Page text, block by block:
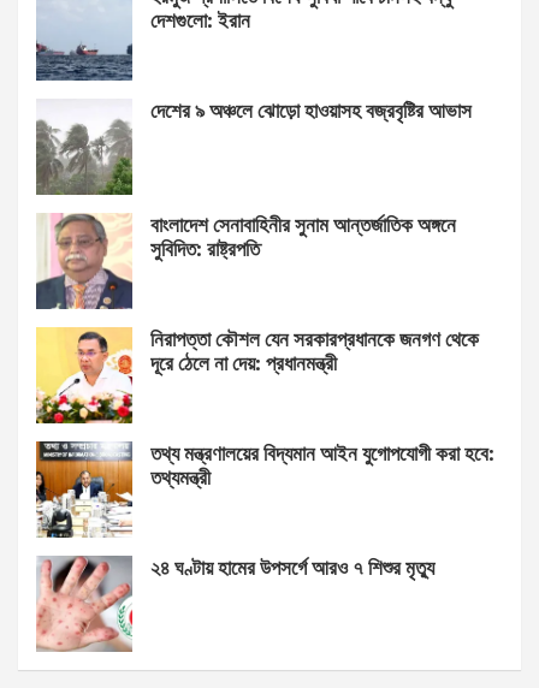
দেশগুলো: ইরান
দেশের ৯ অঞ্চলে ঝোড়ো হাওয়াসহ বজ্রবৃষ্টির আভাস
বাংলাদেশ সেনাবাহিনীর সুনাম আন্তর্জাতিক অঙ্গনে
সুবিদিত: রাষ্ট্রপতি
নিরাপত্তা কৌশল যেন সরকারপ্রধানকে জনগণ থেকে
দূরে ঠেলে না দেয়: প্রধানমন্ত্রী
তথ্য মন্ত্রণালয়ের বিদ্যমান আইন যুগোপযোগী করা হবে:
তথ্যমন্ত্রী
২৪ ঘণ্টায় হামের উপসর্গে আরও ৭ শিশুর মৃত্যু